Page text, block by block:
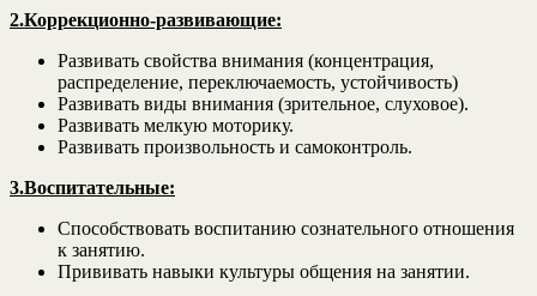
2.Коррекционно-развивающие:
Развивать свойства внимания (концентрация,
распределение, переключаемость, устойчивость)
Развивать виды внимания (зрительное, слуховое).
Развивать мелкую моторику.
Развивать произвольность и самоконтроль.
3.Воспитательные:
Способствовать воспитанию сознательного отношения
к занятию.
Прививать навыки культуры общения на занятии.